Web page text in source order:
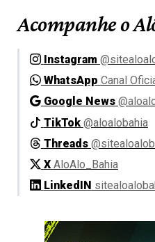
Acompanhe o
Instagram
WhatsApp Canal
Google News
TikTok @aloalobahia
Threads
X AloAlo_Bahia
LinkedIN